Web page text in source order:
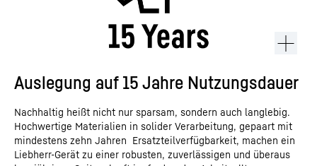
Auslegung auf 15 Jahre Nutzungsdauer
Nachhaltig heißt nicht nur sparsam, sondern auch langlebig.
Hochwertige Materialien in solider Verarbeitung, gepaart mit
mindestens zehn Jahren Ersatzteilverfügbarkeit, machen ein
Liebherr-Gerät zu einer robusten, zuverlässigen und überaus